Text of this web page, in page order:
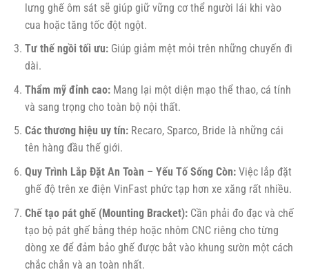
lưng ghế ôm sát sẽ giúp giữ vững cơ thể người lái khi vào
cua hoặc tăng tốc đột ngột.
Tư thế ngồi tối ưu:Giúp giảm mệt mỏi trên những chuyến đi
dài.
Thẩm mỹ đỉnh cao:Mang lại một diện mạo thể thao, cá tính
và sang trọng cho toàn bộ nội thất.
Các thương hiệu uy tín:Recaro, Sparco, Bride là những cái
tên hàng đầu thế giới.
Quy Trình Lắp Đặt An Toàn – Yếu Tố Sống Còn:Việc lắp đặt
ghế độ trên xe điện VinFast phức tạp hơn xe xăng rất nhiều.
Chế tạo pát ghế (Mounting Bracket):Cần phải đo đạc và chế
tạo bộ pát ghế bằng thép hoặc nhôm CNC riêng cho từng
dòng xe để đảm bảo ghế được bắt vào khung sườn một cách
chắc chắn và an toàn nhất.